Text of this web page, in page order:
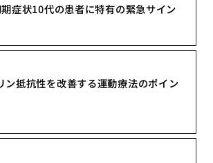
症状10代の患者に特有の緊急サイン
ン抵抗性を改善する運動療法のポイン